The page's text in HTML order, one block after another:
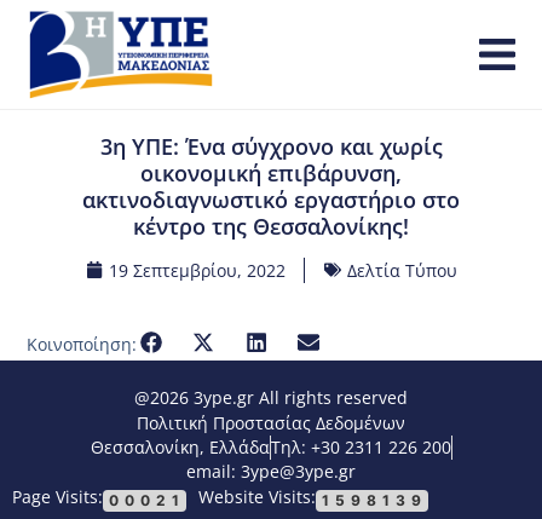
3η ΥΠΕ: Ένα σύγχρονο και χωρίς
οικονομική επιβάρυνση,
ακτινοδιαγνωστικό εργαστήριο στο
κέντρο της Θεσσαλονίκης!
19 Σεπτεμβρίου, 2022 Δελτία Τύπου
Κοινοποίηση:
@2026 3ype.gr All rights reserved
Πολιτική Προστασίας Δεδομένων
Θεσσαλονίκη, ΕλλάδαΤηλ: +30 2311 226 200
email: 3ype@3ype.gr
Page Visits: 00021 Website Visits: 1598139